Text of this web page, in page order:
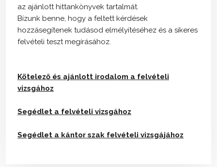
az ajánlott hittankönyvek tartalmát.
Bízunk benne, hogy a feltett kérdések
hozzásegítenek tudásod elmélyítéséhez és a sikeres
felvételi teszt megírásához.
Kötelező és ajánlott irodalom a felvételi
vizsgához
Segédlet a felvételi vizsgához
Segédlet a kántor szak felvételi vizsgájához